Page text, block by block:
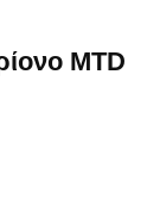
MTD